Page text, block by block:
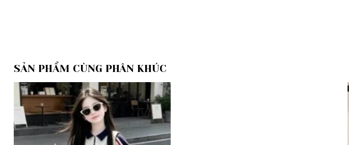
SẢN PHẨM CÙNG PHÂN KHÚC
Add to
wishlist